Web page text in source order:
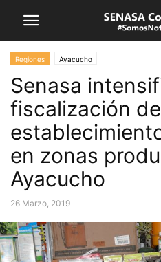
Regiones Ayacucho
Senasa
fiscalización de
en zonas
Ayacucho
26 Marzo, 2019